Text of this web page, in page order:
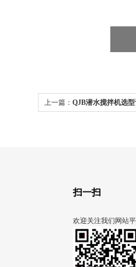
上一篇： QJB潜水搅拌机选
扫一扫
欢迎关注我们网站